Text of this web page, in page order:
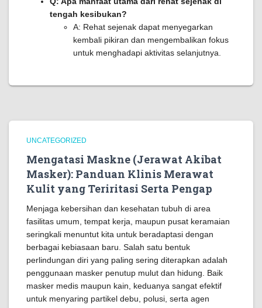
tengah kesibukan?
A: Rehat sejenak dapat menyegarkan
kembali pikiran dan mengembalikan fokus
untuk menghadapi aktivitas selanjutnya.
UNCATEGORIZED
Mengatasi Maskne (Jerawat Akibat
Masker): Panduan Klinis Merawat
Kulit yang Teriritasi Serta Pengap
Menjaga kebersihan dan kesehatan tubuh di area
fasilitas umum, tempat kerja, maupun pusat keramaian
seringkali menuntut kita untuk beradaptasi dengan
berbagai kebiasaan baru. Salah satu bentuk
perlindungan diri yang paling sering diterapkan adalah
penggunaan masker penutup mulut dan hidung. Baik
masker medis maupun kain, keduanya sangat efektif
untuk menyaring partikel debu, polusi, serta agen